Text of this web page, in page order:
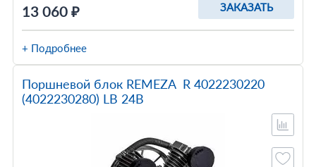
13 060 ₽ ЗАКАЗАТЬ
+ Подробнее
Поршневой блок REMEZA R 4022230220
(4022230280) LB 24B